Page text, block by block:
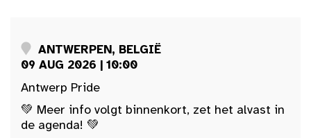
ANTWERPEN, BELGIË
09 AUG 2026 | 10:00
Antwerp Pride
💚 Meer info volgt binnenkort, zet het alvast in
de agenda! 💚